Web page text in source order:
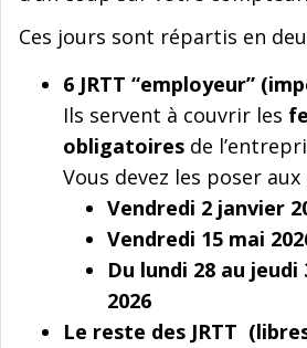
Ces jours sont répartis en
6 JRTT “employeur”
Ils servent à couvrir les
obligatoires de
Vous devez les poser
Vendredi 2 janvier
Vendredi 15 mai
Du lundi 28 au jeudi
2026
Le reste des JRTT